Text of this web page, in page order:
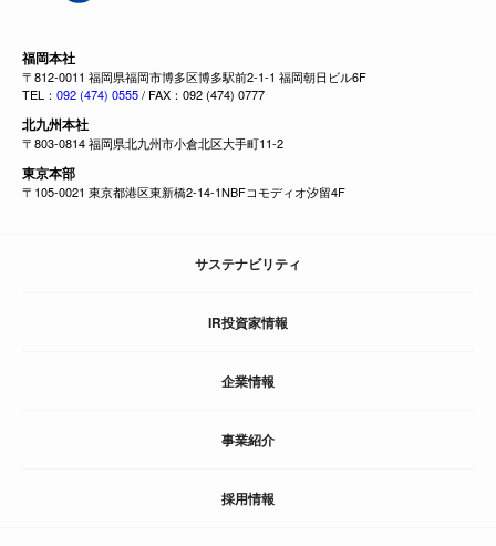
福岡本社
〒812-0011 福岡県福岡市博多区博多駅前2-1-1 福岡朝日ビル6F
TEL： 092 (474) 0555/ FAX：092 (474) 0777
北九州本社
〒803-0814 福岡県北九州市小倉北区大手町11-2
東京本部
〒105-0021 東京都港区東新橋2-14-1NBFコモディオ汐留4F
サステナビリティ
IR投資家情報
企業情報
事業紹介
採用情報